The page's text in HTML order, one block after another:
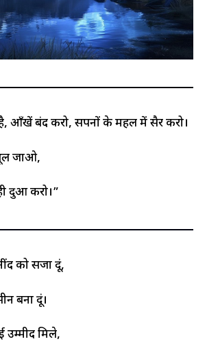
है, आँखें बंद करो, सपनों के महल में सैर करो।
जाओ,
दुआ करो।”
को सजा दूं,
बना दूं।
मिले,